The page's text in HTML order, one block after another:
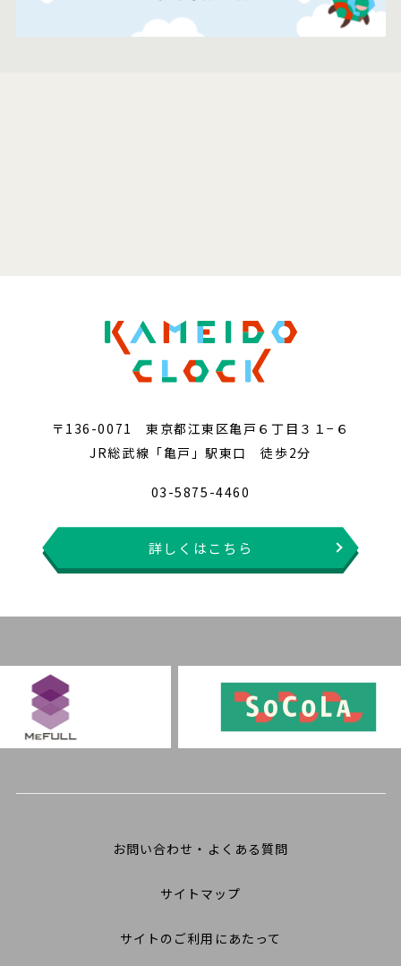
〒136-0071 東京都江東区亀戸６丁目３１−６
JR総武線「亀戸」駅東口 徒歩2分
03-5875-4460
詳しくはこちら
お問い合わせ・よくある質問
サイトマップ
サイトのご利用にあたって